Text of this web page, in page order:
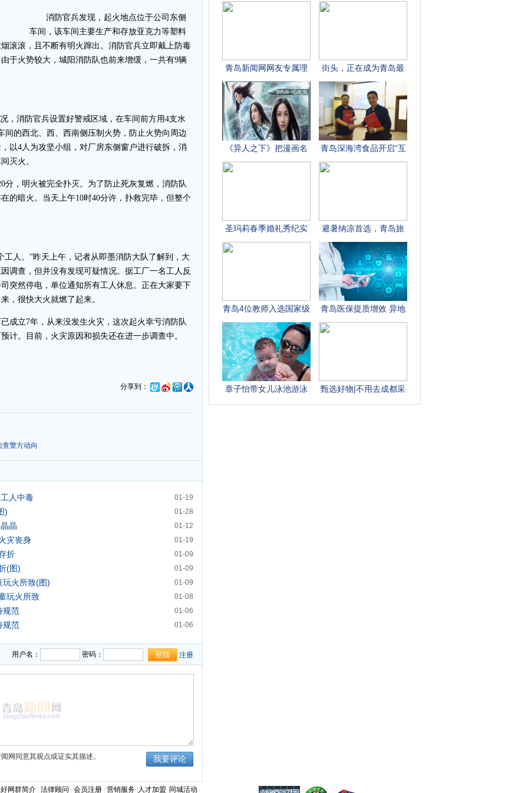
消防官兵发现，起火地点位于公司东侧
车间，该车间主要生产和存放亚克力等塑料
滚滚，且不断有明火蹿出。消防官兵立即戴上防毒
于火势较大，城阳消防队也前来增缓，一共有9辆
消防官兵设置好警戒区域，在车间前方用4支水
间的西北、西、西南侧压制火势，防止火势向周边
以4人为攻坚小组，对厂房东侧窗户进行破拆，消
灭火。
，明火被完全扑灭。为了防止死灰复燃，消防队
的暗火。当天上午10时40分许，扑救完毕，但整个
。”昨天上午，记者从即墨消防大队了解到，大
调查，但并没有发现可疑情况。据工厂一名工人反
突然停电，单位通知所有工人休息。正在大家要下
，很快大火就燃了起来。
立7年，从来没发生火灾，这次起火幸亏消防队
计。目前，火灾原因和损失还在进一步调查中。
分享到：
警方动向
01-19
人中毒
01-28
)
01-12
晶
01-19
灾丧身
01-09
折
01-09
(图)
01-09
玩火所致(图)
01-08
玩火所致
01-06
规范
01-06
规范
用户名： 密码： 注册
网同意其观点或证实其描述。